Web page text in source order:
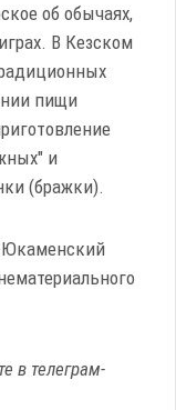
об обычаях,
В Кезском
пищи
и
(бражки).
Юкаменский
в телеграм-